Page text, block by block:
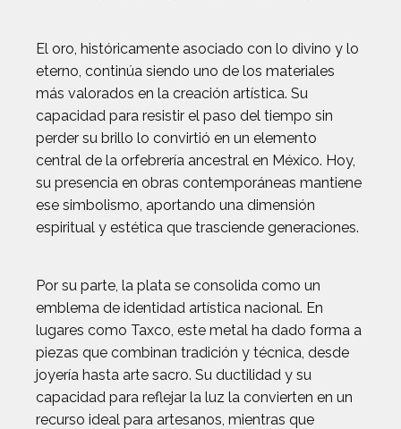
El oro, históricamente asociado con lo divino y lo
eterno, continúa siendo uno de los materiales
más valorados en la creación artística. Su
capacidad para resistir el paso del tiempo sin
perder su brillo lo convirtió en un elemento
central de la orfebrería ancestral en México. Hoy,
su presencia en obras contemporáneas mantiene
ese simbolismo, aportando una dimensión
espiritual y estética que trasciende generaciones.
Por su parte, la plata se consolida como un
emblema de identidad artística nacional. En
lugares como Taxco, este metal ha dado forma a
piezas que combinan tradición y técnica, desde
joyería hasta arte sacro. Su ductilidad y su
capacidad para reflejar la luz la convierten en un
recurso ideal para artesanos, mientras que